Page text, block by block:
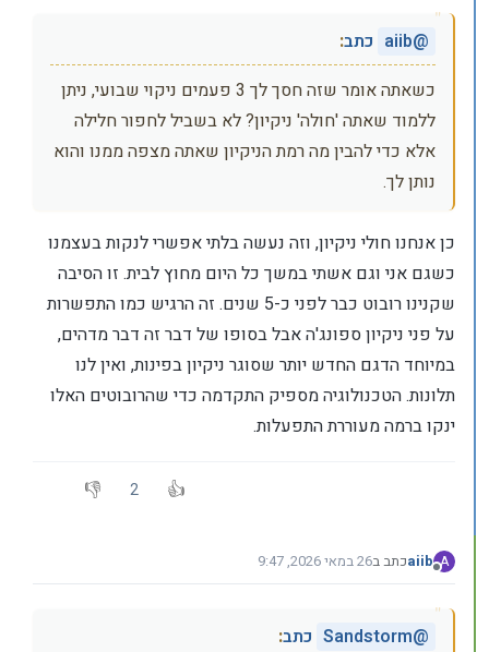
@
aiib כתב:
כשאתה אומר שזה חסך לך 3 פעמים ניקוי שבועי, ניתן
ללמוד שאתה 'חולה' ניקיון? לא בשביל לחפור חלילה
אלא כדי להבין מה רמת הניקיון שאתה מצפה ממנו והוא
נותן לך.
כן אנחנו חולי ניקיון, וזה נעשה בלתי אפשרי לנקות בעצמנו
כשגם אני וגם אשתי במשך כל היום מחוץ לבית. זו הסיבה
שקנינו רובוט כבר לפני כ-5 שנים. זה הרגיש כמו התפשרות
על פני ניקיון ספונג'ה אבל בסופו של דבר זה דבר מדהים,
במיוחד הדגם החדש יותר שסוגר ניקיון בפינות, ואין לנו
תלונות. הטכנולוגיה מספיק התקדמה כדי שהרובוטים האלו
ינקו ברמה מעוררת התפעלות.
2
A
מנותק
aiibכתב ב26 במאי 2026, 9:47
נערך לאחרונה על ידי
@
Sandstorm כתב: